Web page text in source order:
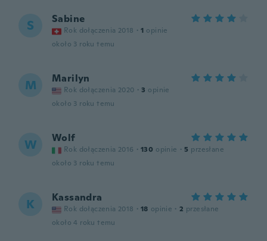
S Sabine
Rok dołączenia 2018 · 1 opinie
około 3 roku temu
M Marilyn
Rok dołączenia 2020 · 3 opinie
około 3 roku temu
W Wolf
Rok dołączenia 2016 · 130 opinie · 5 przesłane
około 3 roku temu
K Kassandra
Rok dołączenia 2018 · 18 opinie · 2 przesłane
około 4 roku temu